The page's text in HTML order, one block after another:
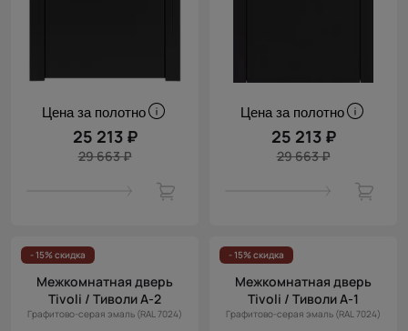
Цена за полотно
25 213 ₽
29 663 ₽
Цена за полотно
25 213 ₽
29 663 ₽
- 15% скидка
Межкомнатная дверь
Tivoli / Тиволи А-2
Графитово-серая эмаль (RAL 7024)
- 15% скидка
Межкомнатная дверь
Tivoli / Тиволи А-1
Графитово-серая эмаль (RAL 7024)